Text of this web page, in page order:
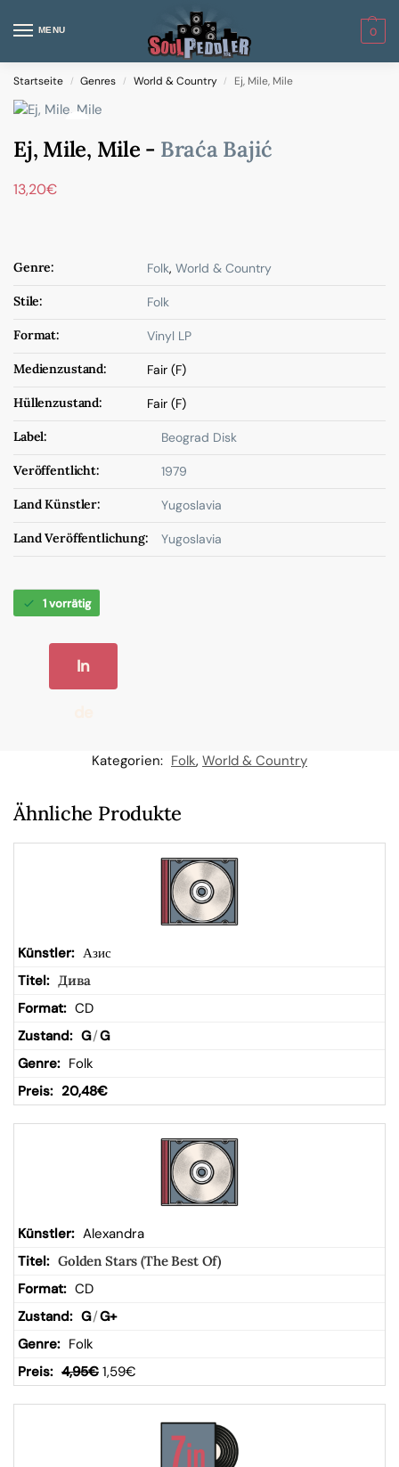
MENU 0
Startseite / Genres / World & Country / Ej, Mile, Mile
Ej, Mile, Mile - Braća Bajić
13,20€
Genre: Folk, World & Country
Stile: Folk
Format: Vinyl LP
Medienzustand: Fair (F)
Hüllenzustand: Fair (F)
Label: Beograd Disk
Veröffentlicht: 1979
Land Künstler: Yugoslavia
Land Veröffentlichung: Yugoslavia
1 vorrätig
In
W
kor
b
Kategorien: Folk, World & Country
Ähnliche Produkte
Азис
Дива
CD
G/G
Folk
20,48€
Alexandra
Golden Stars (The Best Of)
CD
G/G+
Folk
4,95€ 1,59€